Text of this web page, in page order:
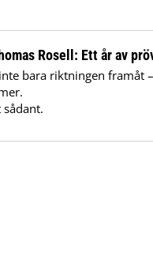
Rosell: Ett år av
bara riktningen framåt